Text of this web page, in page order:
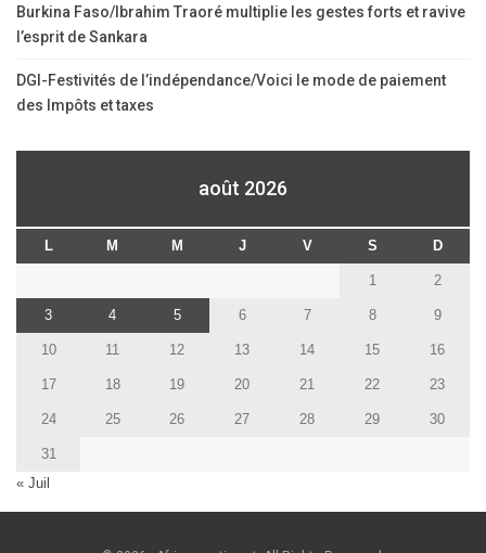
Burkina Faso/Ibrahim Traoré multiplie les gestes forts et ravive
l’esprit de Sankara
DGI-Festivités de l’indépendance/Voici le mode de paiement
des Impôts et taxes
août 2026
L M M J V S D
1 2
3 4 5 6 7 8 9
10 11 12 13 14 15 16
17 18 19 20 21 22 23
24 25 26 27 28 29 30
31
« Juil